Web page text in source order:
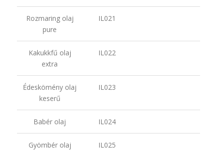
Rozmaring olaj
pure
IL021
Kakukkfű olaj
extra
IL022
Édeskömény olaj
keserű
IL023
Babér olaj IL024
Gyömbér olaj IL025